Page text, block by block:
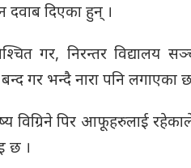
दवाब दिएका हुन् ।
गर, निरन्तर
गर भन्दै नारा पनि लगाएका
विग्रिने पिर आफूहरुलाई
छ ।